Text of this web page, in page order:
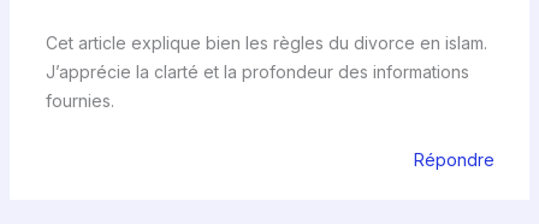
Cet article explique bien les règles du divorce en islam.
J’apprécie la clarté et la profondeur des informations
fournies.
Répondre